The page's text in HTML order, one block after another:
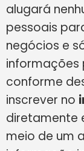
alugará
pessoais
negócios e
informações
conforme
inscrever no
diretamente
meio de um